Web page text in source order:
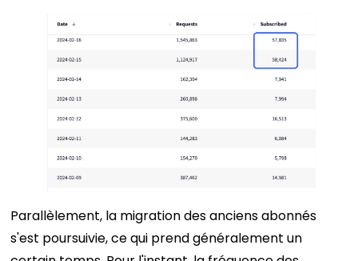
Parallèlement, la migration des anciens abonnés
s'est poursuivie, ce qui prend généralement un